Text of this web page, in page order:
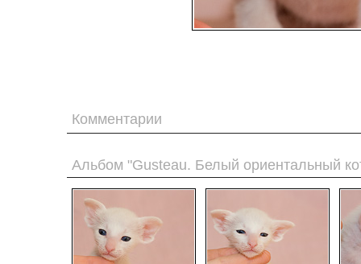
Комментарии
Альбом "Gusteau. Белый ориентальный